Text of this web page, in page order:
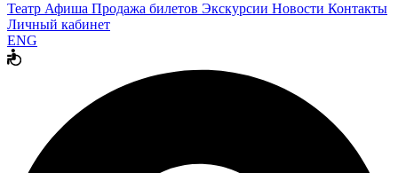
Театр Афиша Продажа билетов Экскурсии Новости Контакты
Личный кабинет
ENG